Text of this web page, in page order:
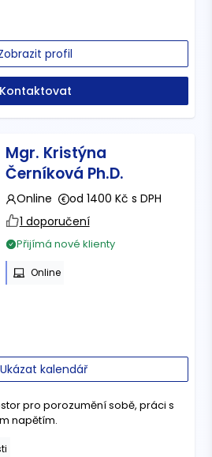
profil
Kontaktovat
Mgr. Kristýna
Černíková Ph.D.
Online
od 1400 Kč s DPH
1 doporučení
Přijímá nové klienty
Online
Ukázat kalendář
pro porozumění sobě, práci s
napětím.